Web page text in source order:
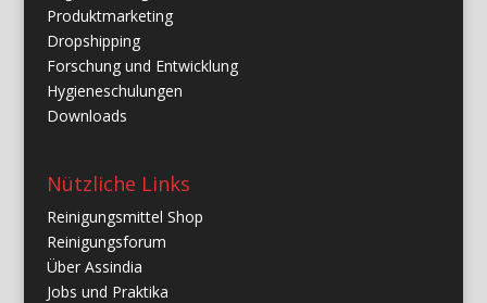
Produktmarketing
Dropshipping
Forschung und Entwicklung
Hygieneschulungen
Downloads
Nützliche Links
Reinigungsmittel Shop
Reinigungsforum
Über Assindia
Jobs und Praktika